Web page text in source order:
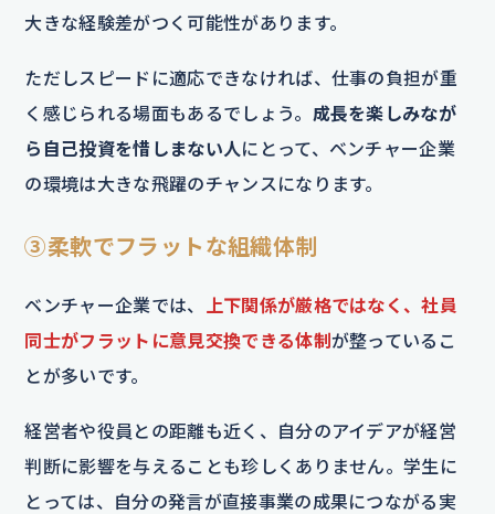
大きな経験差がつく可能性があります。
ただしスピードに適応できなければ、仕事の負担が重
く感じられる場面もあるでしょう。 成長を楽しみなが
ら自己投資を惜しまない人にとって、ベンチャー企業
の環境は大きな飛躍のチャンスになります。
③柔軟でフラットな組織体制
ベンチャー企業では、
上下関係が厳格ではなく、社員
同士がフラットに意見交換できる体制 が整っているこ
とが多いです。
経営者や役員との距離も近く、自分のアイデアが経営
判断に影響を与えることも珍しくありません。学生に
とっては、自分の発言が直接事業の成果につながる実